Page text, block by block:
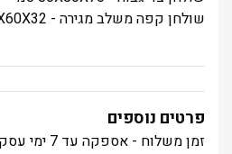
שולחן קפה משלב מגירה - 100X60X32 ס"מ
פרטים נוספים
זמן משלוח - אספקה עד 7 ימי עסקים